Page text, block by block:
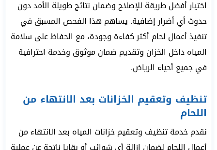
اختيار أفضل طريقة للإصلاح وضمان نتائج طويلة الأمد دون
حدوث أي أضرار إضافية. يساهم هذا الفحص المسبق في
تنفيذ أعمال لحام أكثر كفاءة وجودة، مع الحفاظ على سلامة
المياه داخل الخزان وتقديم ضمان موثوق وخدمة احترافية
في جميع أحياء الرياض.
تنظيف وتعقيم الخزانات بعد الانتهاء من
اللحام
نقدم خدمة تنظيف وتعقيم خزانات المياه بعد الانتهاء من